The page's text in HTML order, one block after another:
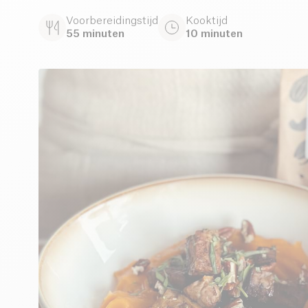
Voorbereidingstijd
55 minuten
Kooktijd
10 minuten